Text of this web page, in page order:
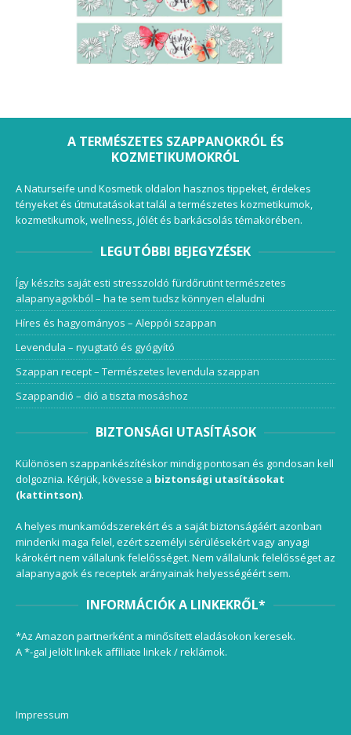
A TERMÉSZETES SZAPPANOKRÓL ÉS
KOZMETIKUMOKRÓL
A Naturseife und Kosmetik oldalon hasznos tippeket, érdekes
tényeket és útmutatásokat talál a természetes kozmetikumok,
kozmetikumok, wellness, jólét és barkácsolás témakörében.
LEGUTÓBBI BEJEGYZÉSEK
Így készíts saját esti stresszoldó fürdőrutint természetes
alapanyagokból – ha te sem tudsz könnyen elaludni
Híres és hagyományos – Aleppói szappan
Levendula – nyugtató és gyógyító
Szappan recept – Természetes levendula szappan
Szappandió – dió a tiszta mosáshoz
BIZTONSÁGI UTASÍTÁSOK
Különösen szappankészítéskor mindig pontosan és gondosan kell
dolgoznia. Kérjük, kövesse a biztonsági utasításokat
(kattintson).
A helyes munkamódszerekért és a saját biztonságáért azonban
mindenki maga felel, ezért személyi sérülésekért vagy anyagi
károkért nem vállalunk felelősséget. Nem vállalunk felelősséget az
alapanyagok és receptek arányainak helyességéért sem.
INFORMÁCIÓK A LINKEKRŐL*
*Az Amazon partnerként a minősített eladásokon keresek.
A *-gal jelölt linkek affiliate linkek / reklámok.
Impressum